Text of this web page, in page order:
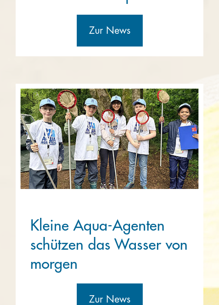
Zur News
Kleine Aqua-Agenten
schützen das Wasser von
morgen
Zur News